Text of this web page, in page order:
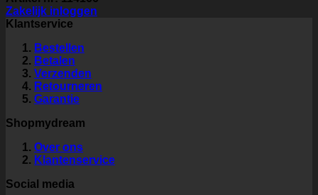
Zakelijk inloggen
Klantservice
Bestellen
Betalen
Verzenden
Retourneren
Garantie
Shopmydream
Over ons
Klantenservice
Social media